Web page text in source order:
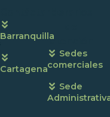
Barranquilla
Cartagena
atención
Sedes
comerciales
Sede